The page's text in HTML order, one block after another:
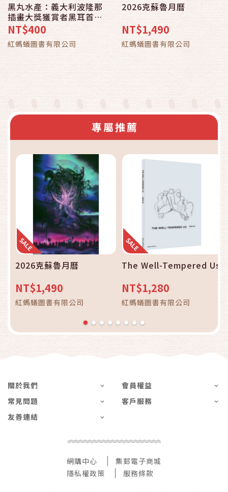
黑丸水產：義大利波隆那
插畫大獎獲賞者黑耳首部
精裝畫冊
NT$400
紅螞蟻圖書有限公司
2026克蘇魯月曆
NT$1,490
紅螞蟻圖書有限公司
專屬推薦
2026克蘇魯月曆
NT$1,490
紅螞蟻圖書有限公司
The Well-Tempered Us
NT$1,280
紅螞蟻圖書有限公司
關於我們
會員權益
常見問題
客戶服務
友善連結
網購中心
集郵電子商城
隱私權政策
服務條款